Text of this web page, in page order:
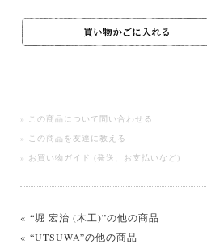
» この商品について問い合わせる
» この商品を友達に教える
» お買い物ガイド (発送、お支払いなど)
« “堀 宏治 (木工)”の他の商品
« “UTSUWA”の他の商品